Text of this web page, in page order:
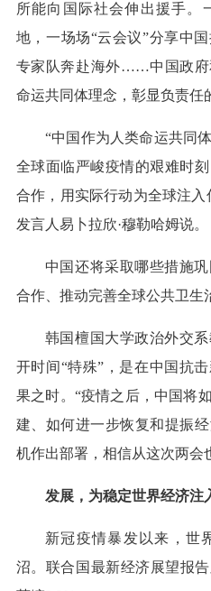
所能向国际社会伸出援手。
地，一场场“云会议”分享中
专家队奔赴海外……中国政府
命运共同体理念，彰显负责任
“中国作为人类命运共同
全球面临严峻疫情的艰难时
合作，用实际行动为全球注
发言人易卜拉欣·穆勒哈姆说。
中国还将采取哪些措施
合作、推动完善全球公共卫生
韩国檀国大学政治外交
开时间“特殊”，是在中国抗
果之时。“疫情之后，中国将
建、如何进一步恢复和提振
机作出部署，相信从这次两会
发展，为稳定世界经济注
新冠疫情暴发以来，世
沼。联合国最新经济展望报